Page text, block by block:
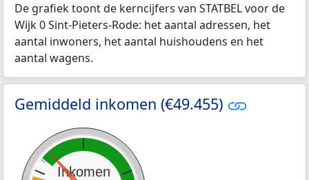
De grafiek toont de kerncijfers van STATBEL voor de
Wijk 0 Sint-Pieters-Rode: het aantal adressen, het
aantal inwoners, het aantal huishoudens en het
aantal wagens.
Gemiddeld inkomen (€49.455)
Inkomen